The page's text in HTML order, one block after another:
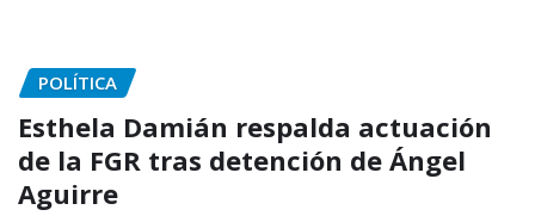
POLÍTICA
Esthela Damián respalda actuación
de la FGR tras detención de Ángel
Aguirre